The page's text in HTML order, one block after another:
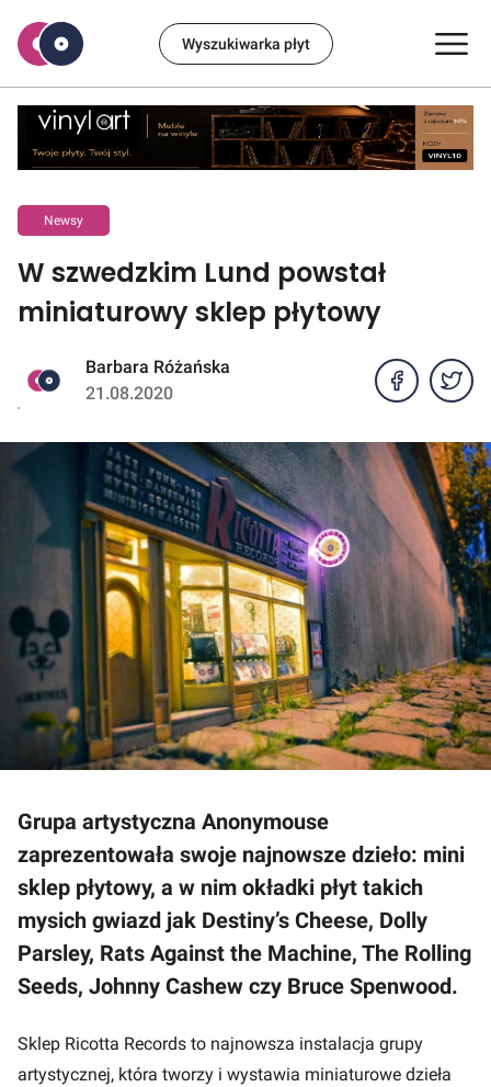
Wyszukiwarka płyt
Newsy
W szwedzkim Lund powstał
miniaturowy sklep płytowy
Barbara Różańska
21.08.2020
Grupa artystyczna Anonymouse
zaprezentowała swoje najnowsze dzieło: mini
sklep płytowy, a w nim okładki płyt takich
mysich gwiazd jak Destiny’s Cheese, Dolly
Parsley, Rats Against the Machine, The Rolling
Seeds, Johnny Cashew czy Bruce Spenwood.
Sklep Ricotta Records to najnowsza instalacja grupy
artystycznej, która tworzy i wystawia miniaturowe dzieła